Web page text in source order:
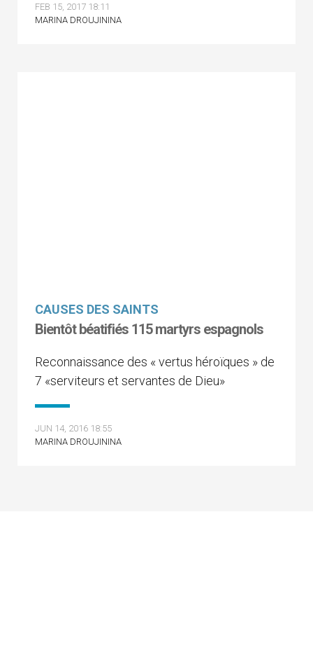
FEB 15, 2017 18:11
MARINA DROUJININA
CAUSES DES SAINTS
Bientôt béatifiés 115 martyrs espagnols
Reconnaissance des « vertus héroïques » de
7 «serviteurs et servantes de Dieu»
JUN 14, 2016 18:55
MARINA DROUJININA